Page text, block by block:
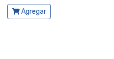
Ver producto
Agregar